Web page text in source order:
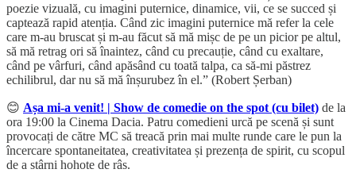
poezie vizuală, cu imagini puternice, dinamice, vii, ce se succed și
captează rapid atenția. Când zic imagini puternice mă refer la cele
care m-au bruscat și m-au făcut să mă mișc de pe un picior pe altul,
să mă retrag ori să înaintez, când cu precauție, când cu exaltare,
când pe vârfuri, când apăsând cu toată talpa, ca să-mi păstrez
echilibrul, dar nu să mă înșurubez în el.” (Robert Șerban)
😊 Așa mi-a venit! | Show de comedie on the spot (cu bilet) de la
ora 19:00 la Cinema Dacia. Patru comedieni urcă pe scenă și sunt
provocați de către MC să treacă prin mai multe runde care le pun la
încercare spontaneitatea, creativitatea și prezența de spirit, cu scopul
de a stârni hohote de râs.